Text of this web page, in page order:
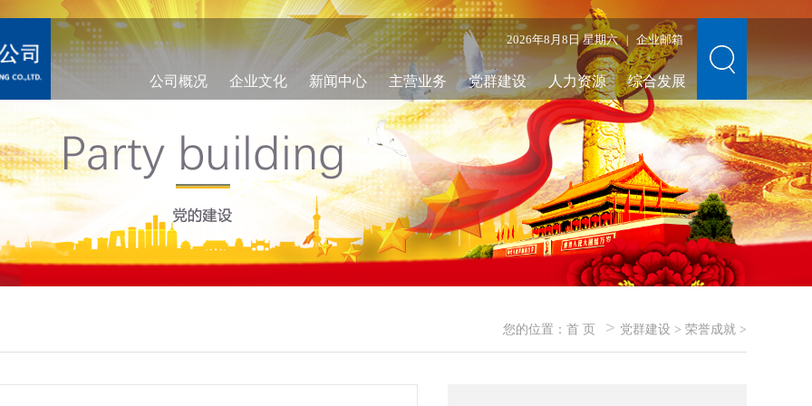
2026年8月8日 星期六 | 企业邮箱
公司概况 企业文化 新闻中心 主营业务 党群建设 人力资源 综合发展
您的位置： 首 页 > 党群建设 > 荣誉成就 >